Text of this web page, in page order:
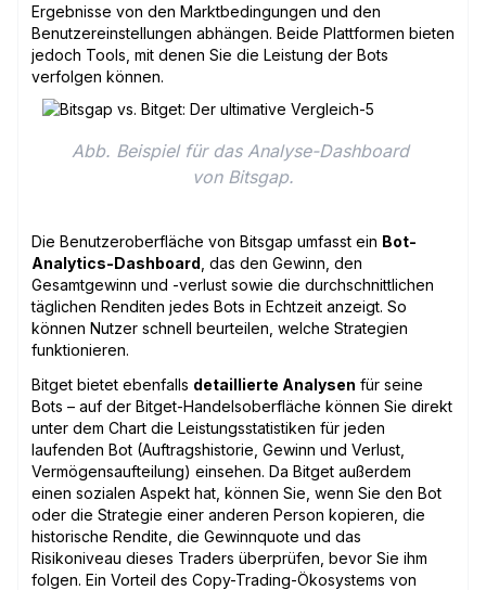
Ergebnisse von den Marktbedingungen und den
Benutzereinstellungen abhängen. Beide Plattformen bieten
jedoch Tools, mit denen Sie die Leistung der Bots
verfolgen können.
Abb. Beispiel für das Analyse-Dashboard
von Bitsgap.
Die Benutzeroberfläche von Bitsgap umfasst ein Bot-
Analytics-Dashboard , das den Gewinn, den
Gesamtgewinn und -verlust sowie die durchschnittlichen
täglichen Renditen jedes Bots in Echtzeit anzeigt. So
können Nutzer schnell beurteilen, welche Strategien
funktionieren.
Bitget bietet ebenfalls detaillierte Analysen für seine
Bots – auf der Bitget-Handelsoberfläche können Sie direkt
unter dem Chart die Leistungsstatistiken für jeden
laufenden Bot (Auftragshistorie, Gewinn und Verlust,
Vermögensaufteilung) einsehen. Da Bitget außerdem
einen sozialen Aspekt hat, können Sie, wenn Sie den Bot
oder die Strategie einer anderen Person kopieren, die
historische Rendite, die Gewinnquote und das
Risikoniveau dieses Traders überprüfen, bevor Sie ihm
folgen. Ein Vorteil des Copy-Trading-Ökosystems von